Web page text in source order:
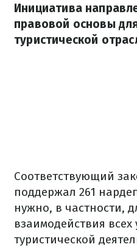
Инициатива
правовой основы
туристической
Соответствующий
поддержал 261
нужно, в частности,
взаимодействия всех
туристической